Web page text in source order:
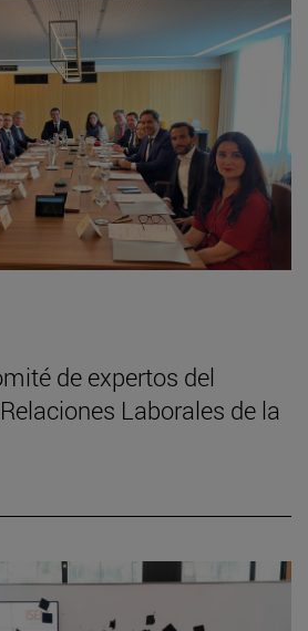
de expertos del
Laborales de la